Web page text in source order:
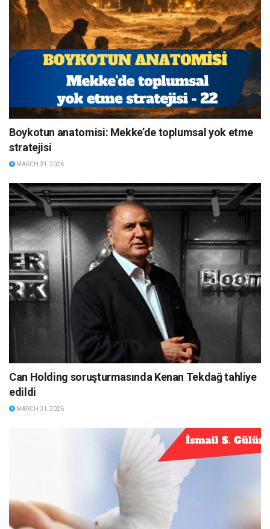
Boykotun anatomisi: Mekke’de toplumsal yok etme
stratejisi
MARCH 31, 2026
Can Holding soruşturmasında Kenan Tekdağ tahliye
edildi
MARCH 31, 2026